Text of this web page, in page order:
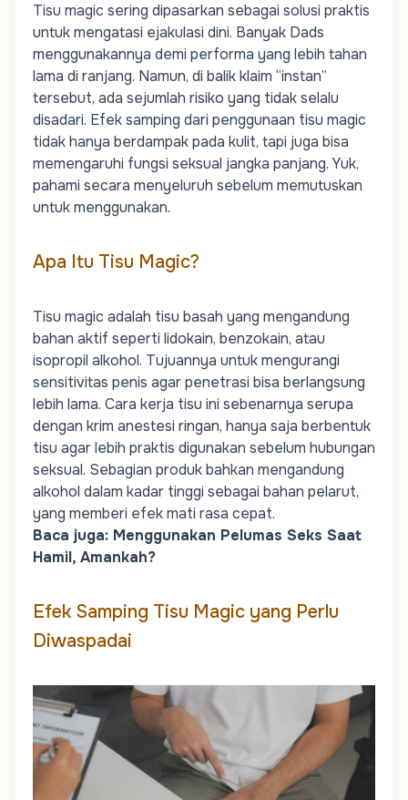
Tisu magic sering dipasarkan sebagai solusi praktis
untuk mengatasi ejakulasi dini. Banyak Dads
menggunakannya demi performa yang lebih tahan
lama di ranjang. Namun, di balik klaim “instan”
tersebut, ada sejumlah risiko yang tidak selalu
disadari. Efek samping dari penggunaan tisu magic
tidak hanya berdampak pada kulit, tapi juga bisa
memengaruhi fungsi seksual jangka panjang. Yuk,
pahami secara menyeluruh sebelum memutuskan
untuk menggunakan.
Apa Itu Tisu Magic?
Tisu magic adalah tisu basah yang mengandung
bahan aktif seperti lidokain, benzokain, atau
isopropil alkohol. Tujuannya untuk mengurangi
sensitivitas penis agar penetrasi bisa berlangsung
lebih lama. Cara kerja tisu ini sebenarnya serupa
dengan krim anestesi ringan, hanya saja berbentuk
tisu agar lebih praktis digunakan sebelum hubungan
seksual. Sebagian produk bahkan mengandung
alkohol dalam kadar tinggi sebagai bahan pelarut,
yang memberi efek mati rasa cepat.
Baca juga: Menggunakan Pelumas Seks Saat
Hamil, Amankah?
Efek Samping Tisu Magic yang Perlu
Diwaspadai